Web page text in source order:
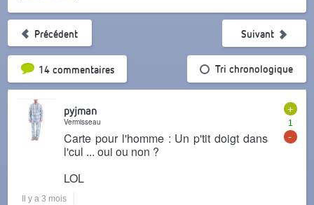
Précédent
14 commentairesTri par popularité Tri chronologique
Suivant
+
1
-
pyjman
Vermisseau
Carte pour l'homme : Un p'tit doigt dans
l'cul ... oui ou non ?
LOL
Il y a 3 mois